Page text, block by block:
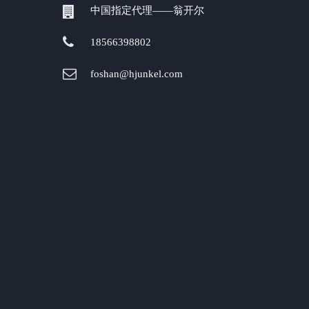
中国指定代理——翁开尔
18566398802
foshan@hjunkel.com